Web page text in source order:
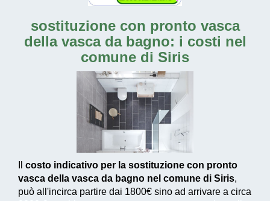
sostituzione con pronto vasca
della vasca da bagno: i costi nel
comune di Siris
costo indicativo per la sostituzione con pronto
vasca della vasca da bagno nel comune di Siris,
può all'incirca partire dai 1800€ sino ad arrivare a circa